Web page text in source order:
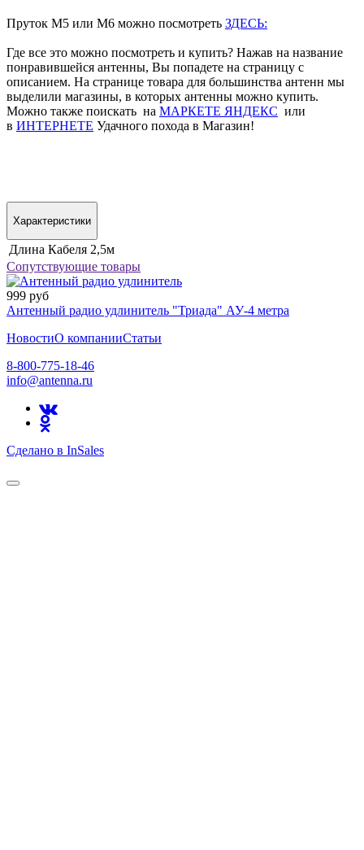
Пруток М5 или М6 можно посмотреть ЗДЕСЬ:
Где все это можно посмотреть и купить? Нажав на название
понравившейся антенны, Вы попадете на страницу с
описанием. На странице товара для большинства антенн мы
выделили магазины, в которых антенны можно купить.
Можно также поискать на МАРКЕТЕ ЯНДЕКС или
в ИНТЕРНЕТЕ Удачного похода в Магазин!
Характеристики
Длина Кабеля 2,5м
Сопутствующие товары
999 руб
Антенный радио удлинитель "Триада" АУ-4 метра
НовостиО компанииСтатьи
8-800-775-18-46
info@antenna.ru
Сделано в InSales